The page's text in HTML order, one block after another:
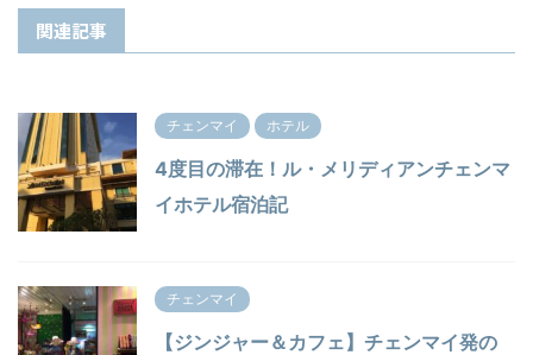
関連記事
チェンマイ ホテル
4度目の滞在！ル・メリディアンチェンマ
イホテル宿泊記
チェンマイ
【ジンジャー＆カフェ】チェンマイ発の